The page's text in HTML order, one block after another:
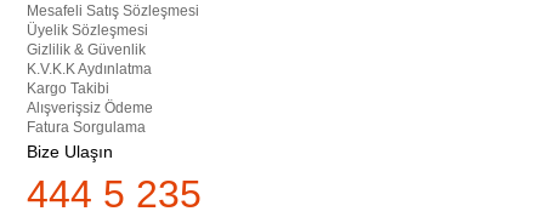
Mesafeli Satış Sözleşmesi
Üyelik Sözleşmesi
Gizlilik & Güvenlik
K.V.K.K Aydınlatma
Kargo Takibi
Alışverişsiz Ödeme
Fatura Sorgulama
Bize Ulaşın
444 5 235